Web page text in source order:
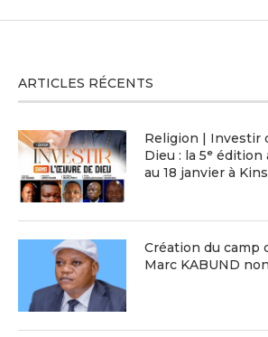
ARTICLES RÉCENTS
Religion | Investir
Dieu : la 5ᵉ édition
au 18 janvier à
Création du camp
Marc KABUND